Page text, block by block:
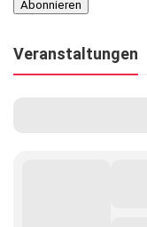
Veranstaltungen